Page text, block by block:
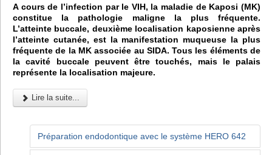
A cours de l’infection par le VIH, la maladie de Kaposi (MK)
constitue la pathologie maligne la plus fréquente.
L’atteinte buccale, deuxième localisation kaposienne après
l’atteinte cutanée, est la manifestation muqueuse la plus
fréquente de la MK associée au SIDA. Tous les éléments de
la cavité buccale peuvent être touchés, mais le palais
représente la localisation majeure.
Lire la suite...
Préparation endodontique avec le système HERO 642